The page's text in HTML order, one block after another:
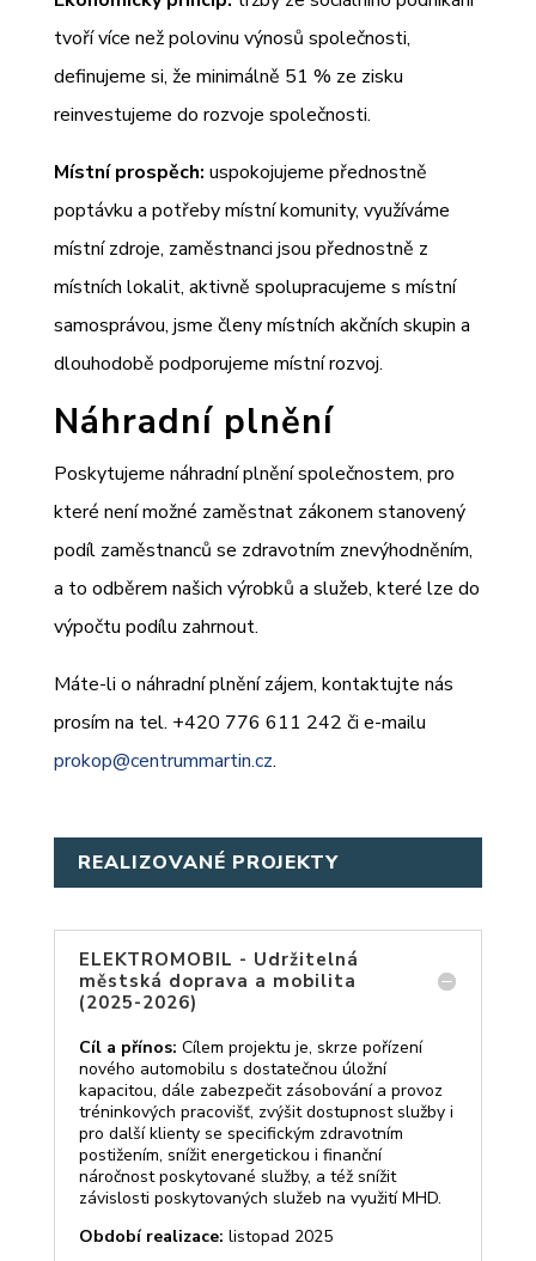
tvoří více než polovinu výnosů společnosti,
definujeme si, že minimálně 51 % ze zisku
reinvestujeme do rozvoje společnosti.
Místní prospěch: uspokojujeme přednostně
poptávku a potřeby místní komunity, využíváme
místní zdroje, zaměstnanci jsou přednostně z
místních lokalit, aktivně spolupracujeme s místní
samosprávou, jsme členy místních akčních skupin a
dlouhodobě podporujeme místní rozvoj.
Náhradní plnění
Poskytujeme náhradní plnění společnostem, pro
které není možné zaměstnat zákonem stanovený
podíl zaměstnanců se zdravotním znevýhodněním,
a to odběrem našich výrobků a služeb, které lze do
výpočtu podílu zahrnout.
Máte-li o náhradní plnění zájem, kontaktujte nás
prosím na tel. +420 776 611 242 či e-mailu
prokop@centrummartin.cz.
REALIZOVANÉ PROJEKTY
ELEKTROMOBIL - Udržitelná
městská doprava a mobilita
(2025-2026)
Cíl a přínos: Cílem projektu je, skrze pořízení
nového automobilu s dostatečnou úložní
kapacitou, dále zabezpečit zásobování a provoz
tréninkových pracovišť, zvýšit dostupnost služby i
pro další klienty se specifickým zdravotním
postižením, snížit energetickou i finanční
náročnost poskytované služby, a též snížit
závislosti poskytovaných služeb na využití MHD.
Období realizace: listopad 2025